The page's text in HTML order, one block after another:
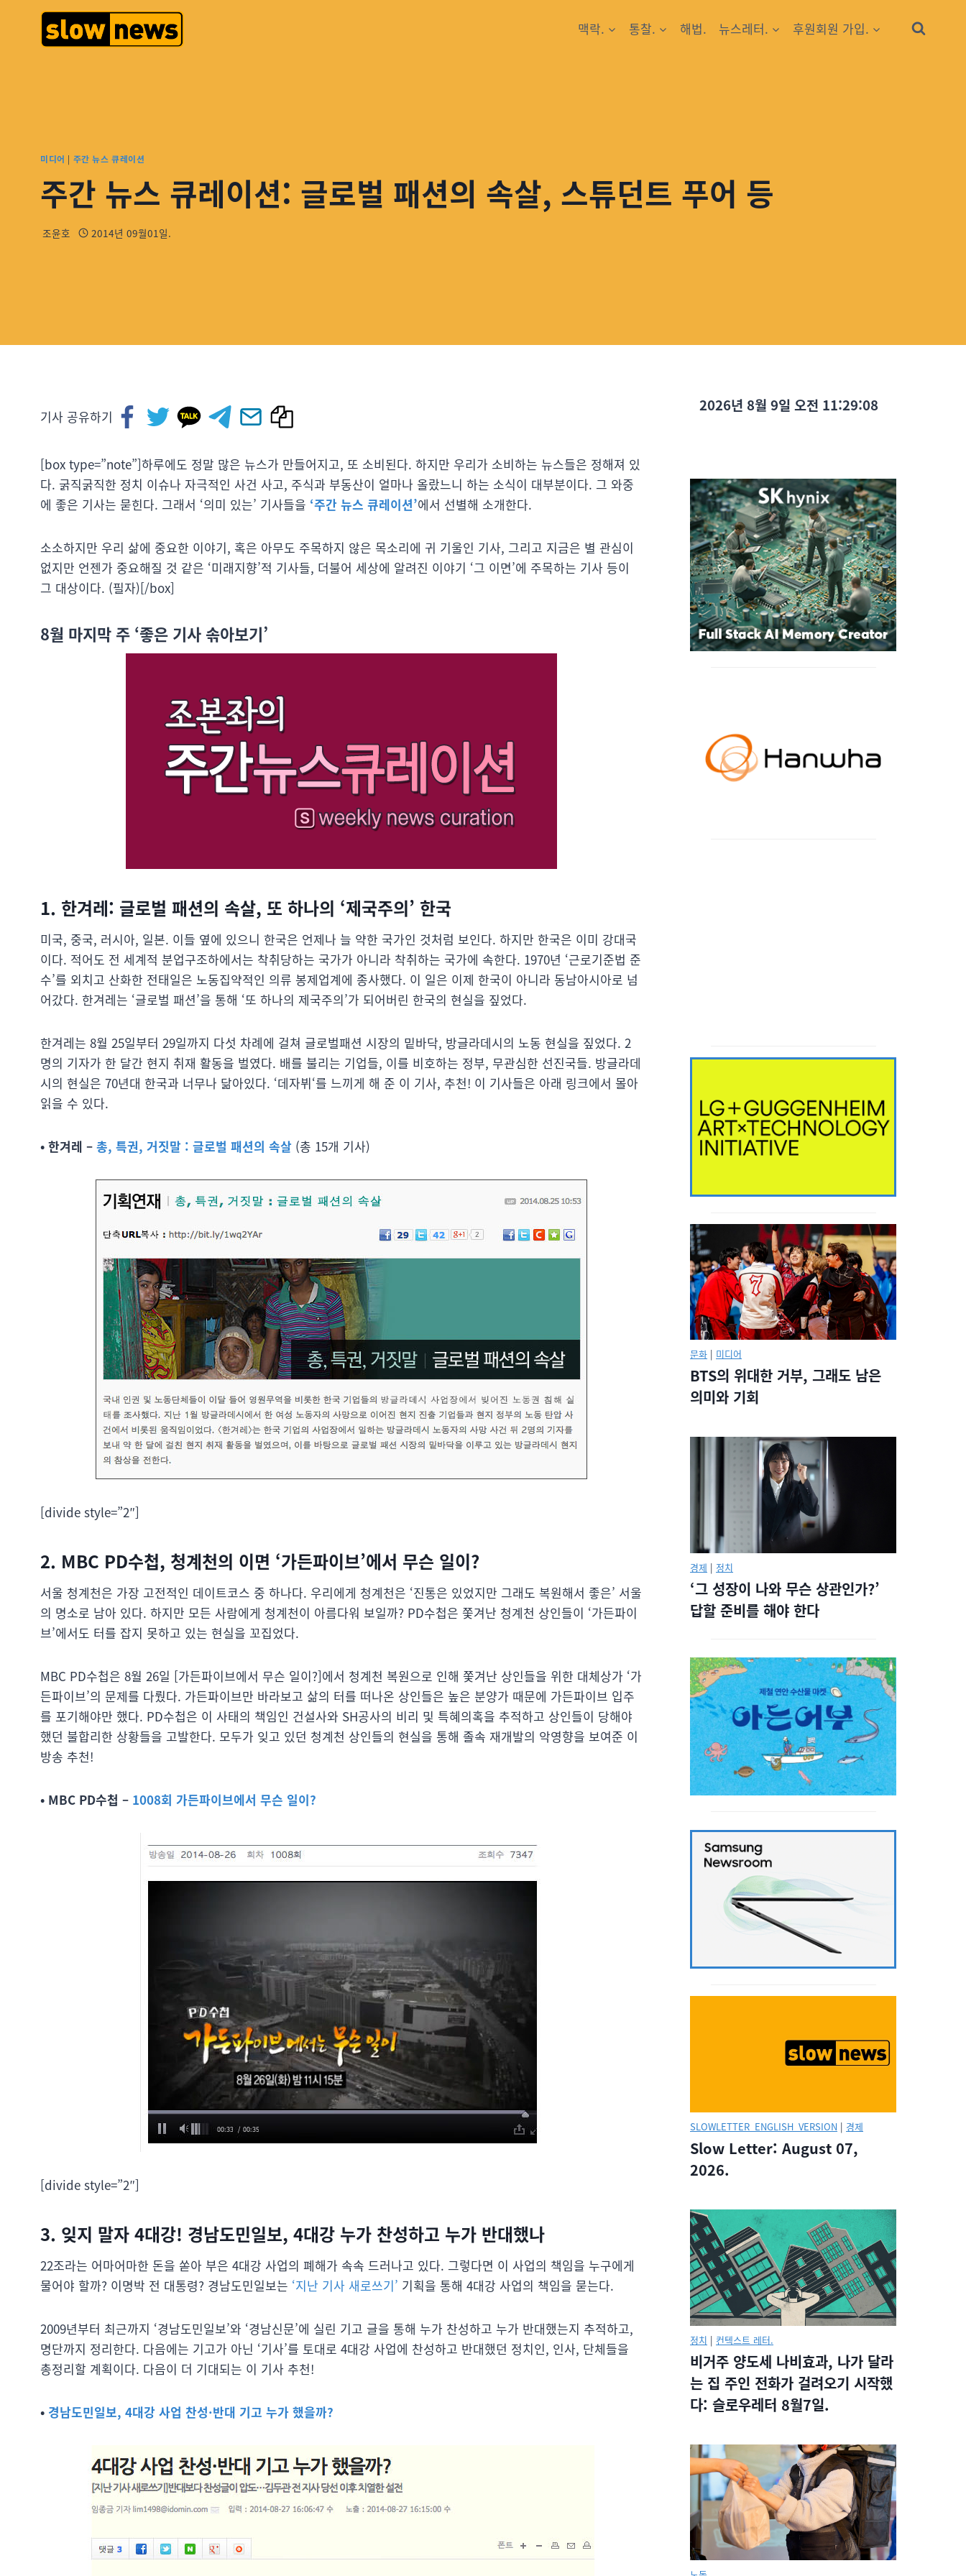
맥락. 통찰. 해법. 뉴스레터. 후원회원 가입.
미디어 | 주간 뉴스 큐레이션
주간 뉴스 큐레이션: 글로벌 패션의 속살, 스튜던트 푸어 등
조윤호 2014년 09월01일.
기사 공유하기
[box type=”note”]하루에도 정말 많은 뉴스가 만들어지고, 또 소비된다. 하지만 우리가 소비하는 뉴스들은 정해져 있
다. 굵직굵직한 정치 이슈나 자극적인 사건 사고, 주식과 부동산이 얼마나 올랐느니 하는 소식이 대부분이다. 그 와중
에 좋은 기사는 묻힌다. 그래서 ‘의미 있는’ 기사들을 ‘주간 뉴스 큐레이션’에서 선별해 소개한다.
소소하지만 우리 삶에 중요한 이야기, 혹은 아무도 주목하지 않은 목소리에 귀 기울인 기사, 그리고 지금은 별 관심이
없지만 언젠가 중요해질 것 같은 ‘미래지향’적 기사들, 더불어 세상에 알려진 이야기 ‘그 이면’에 주목하는 기사 등이
그 대상이다. (필자)[/box]
8월 마지막 주 ‘좋은 기사 솎아보기’
1. 한겨레: 글로벌 패션의 속살, 또 하나의 ‘제국주의’ 한국
미국, 중국, 러시아, 일본. 이들 옆에 있으니 한국은 언제나 늘 약한 국가인 것처럼 보인다. 하지만 한국은 이미 강대국
이다. 적어도 전 세계적 분업구조하에서는 착취당하는 국가가 아니라 착취하는 국가에 속한다. 1970년 ‘근로기준법 준
수’를 외치고 산화한 전태일은 노동집약적인 의류 봉제업계에 종사했다. 이 일은 이제 한국이 아니라 동남아시아로 넘
어갔다. 한겨레는 ‘글로벌 패션’을 통해 ‘또 하나의 제국주의’가 되어버린 한국의 현실을 짚었다.
한겨레는 8월 25일부터 29일까지 다섯 차례에 걸쳐 글로벌패션 시장의 밑바닥, 방글라데시의 노동 현실을 짚었다. 2
명의 기자가 한 달간 현지 취재 활동을 벌였다. 배를 불리는 기업들, 이를 비호하는 정부, 무관심한 선진국들. 방글라데
시의 현실은 70년대 한국과 너무나 닮아있다. ‘데자뷔‘를 느끼게 해 준 이 기사, 추천! 이 기사들은 아래 링크에서 몰아
읽을 수 있다.
• 한겨레 – 총, 특권, 거짓말 : 글로벌 패션의 속살 (총 15개 기사)
[divide style=”2″]
2. MBC PD수첩, 청계천의 이면 ‘가든파이브’에서 무슨 일이?
서울 청계천은 가장 고전적인 데이트코스 중 하나다. 우리에게 청계천은 ‘진통은 있었지만 그래도 복원해서 좋은’ 서울
의 명소로 남아 있다. 하지만 모든 사람에게 청계천이 아름다워 보일까? PD수첩은 쫓겨난 청계천 상인들이 ‘가든파이
브’에서도 터를 잡지 못하고 있는 현실을 꼬집었다.
MBC PD수첩은 8월 26일 [가든파이브에서 무슨 일이?]에서 청계천 복원으로 인해 쫓겨난 상인들을 위한 대체상가 ‘가
든파이브’의 문제를 다뤘다. 가든파이브만 바라보고 삶의 터를 떠나온 상인들은 높은 분양가 때문에 가든파이브 입주
를 포기해야만 했다. PD수첩은 이 사태의 책임인 건설사와 SH공사의 비리 및 특혜의혹을 추적하고 상인들이 당해야
했던 불합리한 상황들을 고발한다. 모두가 잊고 있던 청계천 상인들의 현실을 통해 졸속 재개발의 악영향을 보여준 이
방송 추천!
• MBC PD수첩 – 1008회 가든파이브에서 무슨 일이?
[divide style=”2″]
3. 잊지 말자 4대강! 경남도민일보, 4대강 누가 찬성하고 누가 반대했나
22조라는 어마어마한 돈을 쏟아 부은 4대강 사업의 폐해가 속속 드러나고 있다. 그렇다면 이 사업의 책임을 누구에게
물어야 할까? 이명박 전 대통령? 경남도민일보는 ‘지난 기사 새로쓰기’ 기획을 통해 4대강 사업의 책임을 묻는다.
2009년부터 최근까지 ‘경남도민일보’와 ‘경남신문’에 실린 기고 글을 통해 누가 찬성하고 누가 반대했는지 추적하고,
명단까지 정리한다. 다음에는 기고가 아닌 ‘기사’를 토대로 4대강 사업에 찬성하고 반대했던 정치인, 인사, 단체들을
총정리할 계획이다. 다음이 더 기대되는 이 기사 추천!
• 경남도민일보, 4대강 사업 찬성·반대 기고 누가 했을까?
2026년 8월 9일 오전 11:29:09
문화 | 미디어
BTS의 위대한 거부, 그래도 남은
의미와 기회
경제 | 정치
‘그 성장이 나와 무슨 상관인가?’
답할 준비를 해야 한다
SLOWLETTER_ENGLISH_VERSION | 경제
Slow Letter: August 07,
2026.
정치 | 컨텍스트 레터.
비거주 양도세 나비효과, 나가 달라
는 집 주인 전화가 걸려오기 시작했
다: 슬로우레터 8월7일.